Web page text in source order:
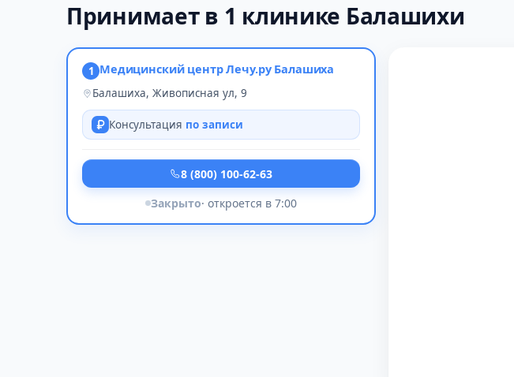
Принимает в 1 клинике Балашихи
1 Медицинский центр Лечу.ру Балашиха
Балашиха, Живописная ул, 9
Консультация по записи
8 (800) 100-62-63
Закрыто· откроется в 7:00